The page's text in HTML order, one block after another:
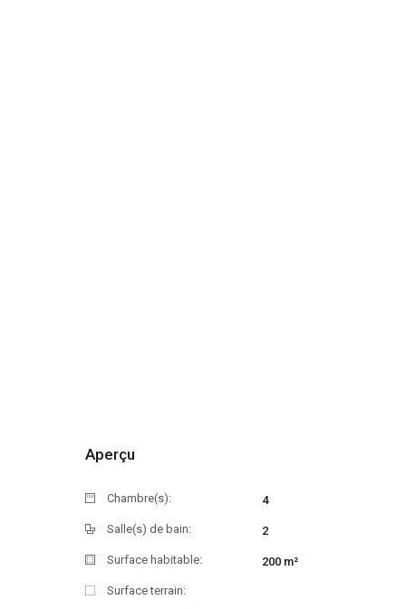
Aperçu
Chambre(s): 4
Salle(s) de bain: 2
Surface habitable: 200 m²
Surface terrain: